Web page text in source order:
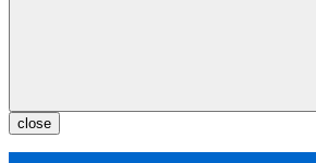
close